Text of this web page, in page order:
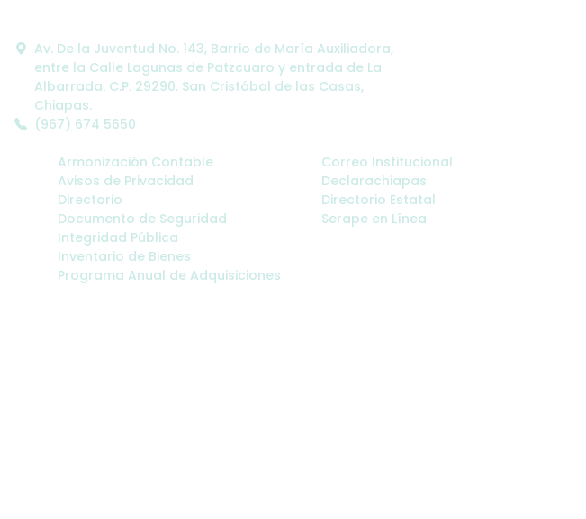
Av. De la Juventud No. 143, Barrio de María Auxiliadora,
entre la Calle Lagunas de Patzcuaro y entrada de La
Albarrada. C.P. 29290. San Cristóbal de las Casas,
Chiapas.
(967) 674 5650
Armonización Contable
Avisos de Privacidad
Directorio
Documento de Seguridad
Integridad Pública
Inventario de Bienes
Programa Anual de Adquisiciones
Correo Institucional
Declarachiapas
Directorio Estatal
Serape en Línea